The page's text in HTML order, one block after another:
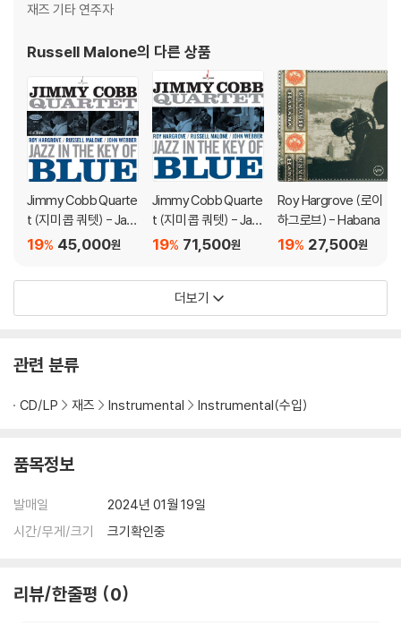
재즈 기타 연주자
Russell Malone의 다른 상품
Jimmy Cobb Quarte
t (지미 콥 쿼텟) - Jaz
z In The Key Of Blue
45,000원
19%
Jimmy Cobb Quarte
t (지미 콥 쿼텟) - Jaz
z In The Key of Blue
71,500원
19%
Roy Hargrove (로이
하그로브) - Habana
27,500원
19%
더보기
관련 분류
CD/LP 재즈 Instrumental Instrumental(수입)
품목정보
발매일
2024년 01월 19일
시간/무게/크기
크기확인중
리뷰/한줄평 0